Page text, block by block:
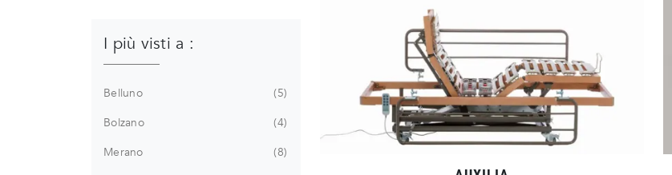
I più visti a :
Belluno
5
Bolzano
4
Merano
8